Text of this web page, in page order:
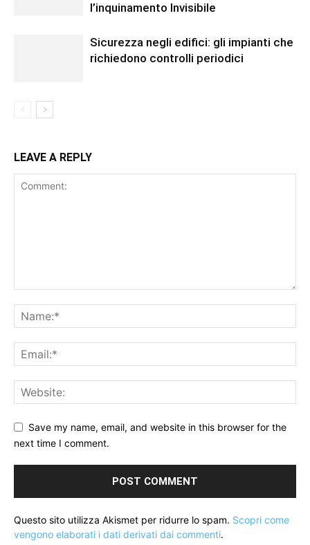
l’inquinamento Invisibile
Sicurezza negli edifici: gli impianti che
richiedono controlli periodici
LEAVE A REPLY
Save my name, email, and website in this browser for the
next time I comment.
Questo sito utilizza Akismet per ridurre lo spam. Scopri come
vengono elaborati i dati derivati dai commenti.